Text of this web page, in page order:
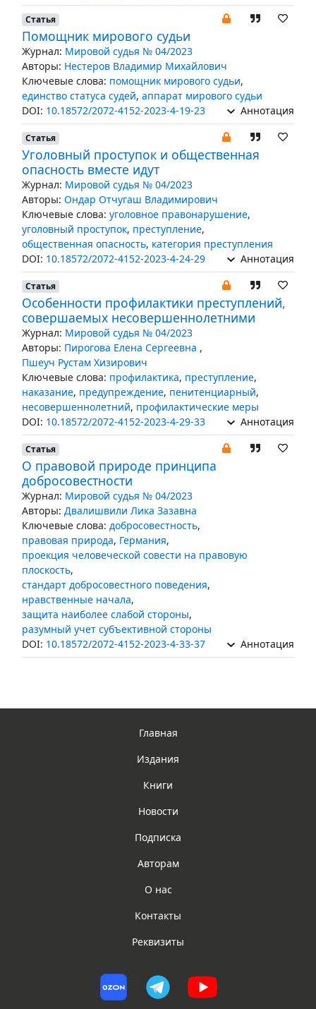
Статья
Помощник мирового судьи
Журнал: Мировой судья № 04/2023
Авторы: Нестеров Владимир Михайлович
Ключевые слова: помощник мирового судьи,
единство статуса судей, аппарат мирового судьи
DOI: 10.18572/2072-4152-2023-4-19-23 Аннотация
Статья
Уголовный проступок и общественная
опасность вместе идут
Журнал: Мировой судья № 04/2023
Авторы: Ондар Отчугаш Владимирович
Ключевые слова: уголовное правонарушение,
уголовный проступок, преступление,
общественная опасность, категория преступления
DOI: 10.18572/2072-4152-2023-4-24-29 Аннотация
Статья
Особенности профилактики преступлений,
совершаемых несовершеннолетними
Журнал: Мировой судья № 04/2023
Авторы: Пирогова Елена Сергеевна ,
Пшеуч Рустам Хизирович
Ключевые слова: профилактика, преступление,
наказание, предупреждение, пенитенциарный,
несовершеннолетний, профилактические меры
DOI: 10.18572/2072-4152-2023-4-29-33 Аннотация
Статья
О правовой природе принципа
добросовестности
Журнал: Мировой судья № 04/2023
Авторы: Двалишвили Лика Зазавна
Ключевые слова: добросовестность,
правовая природа, Германия,
проекция человеческой совести на правовую
плоскость,
стандарт добросовестного поведения,
нравственные начала,
защита наиболее слабой стороны,
разумный учет субъективной стороны
DOI: 10.18572/2072-4152-2023-4-33-37 Аннотация
Главная
Издания
Книги
Новости
Подписка
Авторам
О нас
Контакты
Реквизиты